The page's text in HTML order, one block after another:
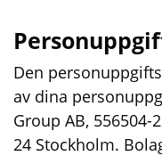
Den
av dina
Group AB, 556504-
24 Stockholm.